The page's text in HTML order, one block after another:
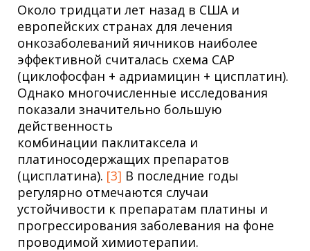
Около тридцати лет назад в США и
европейских странах для лечения
онкозаболеваний яичников наиболее
эффективной считалась схема САР
(циклофосфан + адриамицин + цисплатин).
Однако многочисленные исследования
показали значительно большую
действенность
комбинации паклитаксела и
платиносодержащих препаратов
(цисплатина). [3] В последние годы
регулярно отмечаются случаи
устойчивости к препаратам платины и
прогрессирования заболевания на фоне
проводимой химиотерапии.